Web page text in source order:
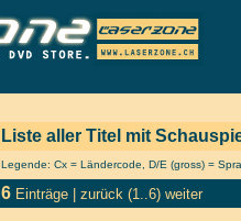
Liste aller Titel mit
Legende: Cx = Ländercode, D/E (gross) =
6 Einträge | zurück (1..6) weiter